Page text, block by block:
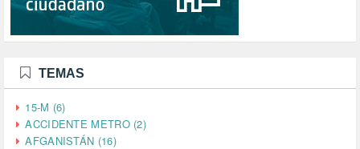
TEMAS
15-M (6)
ACCIDENTE METRO (2)
AFGANISTÁN (16)